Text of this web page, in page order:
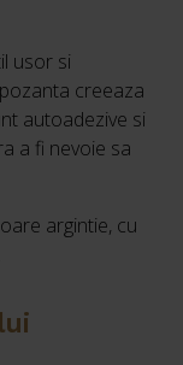
usor si
creeaza
autoadezive si
a fi nevoie sa
argintie, cu